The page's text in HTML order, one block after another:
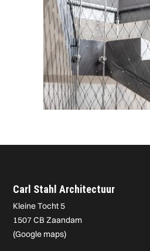
Carl Stahl Architectuur
Kleine Tocht 5
1507 CB Zaandam
(Google maps)